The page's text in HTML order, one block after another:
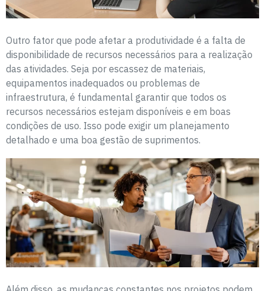
Outro fator que pode afetar a produtividade é a falta de
disponibilidade de recursos necessários para a realização
das atividades. Seja por escassez de materiais,
equipamentos inadequados ou problemas de
infraestrutura, é fundamental garantir que todos os
recursos necessários estejam disponíveis e em boas
condições de uso. Isso pode exigir um planejamento
detalhado e uma boa gestão de suprimentos.